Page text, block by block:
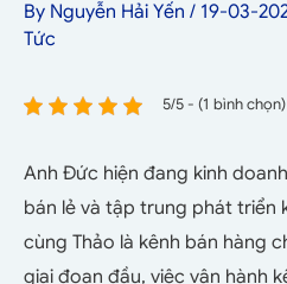
By Nguyễn Hải Yến / 19-03-
Tức
5/5 - (1 bình chọn)
Anh Đức hiện đang kinh
bán lẻ và tập trung phát triển
cùng Thảo là kênh bán hàng
giai đoạn đầu, việc vận hành